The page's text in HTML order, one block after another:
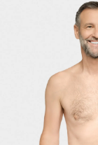
zeitlos & schlicht
perfekt als
angenehmes
spezielles
garantiert höchsten
flache Abschlüsse